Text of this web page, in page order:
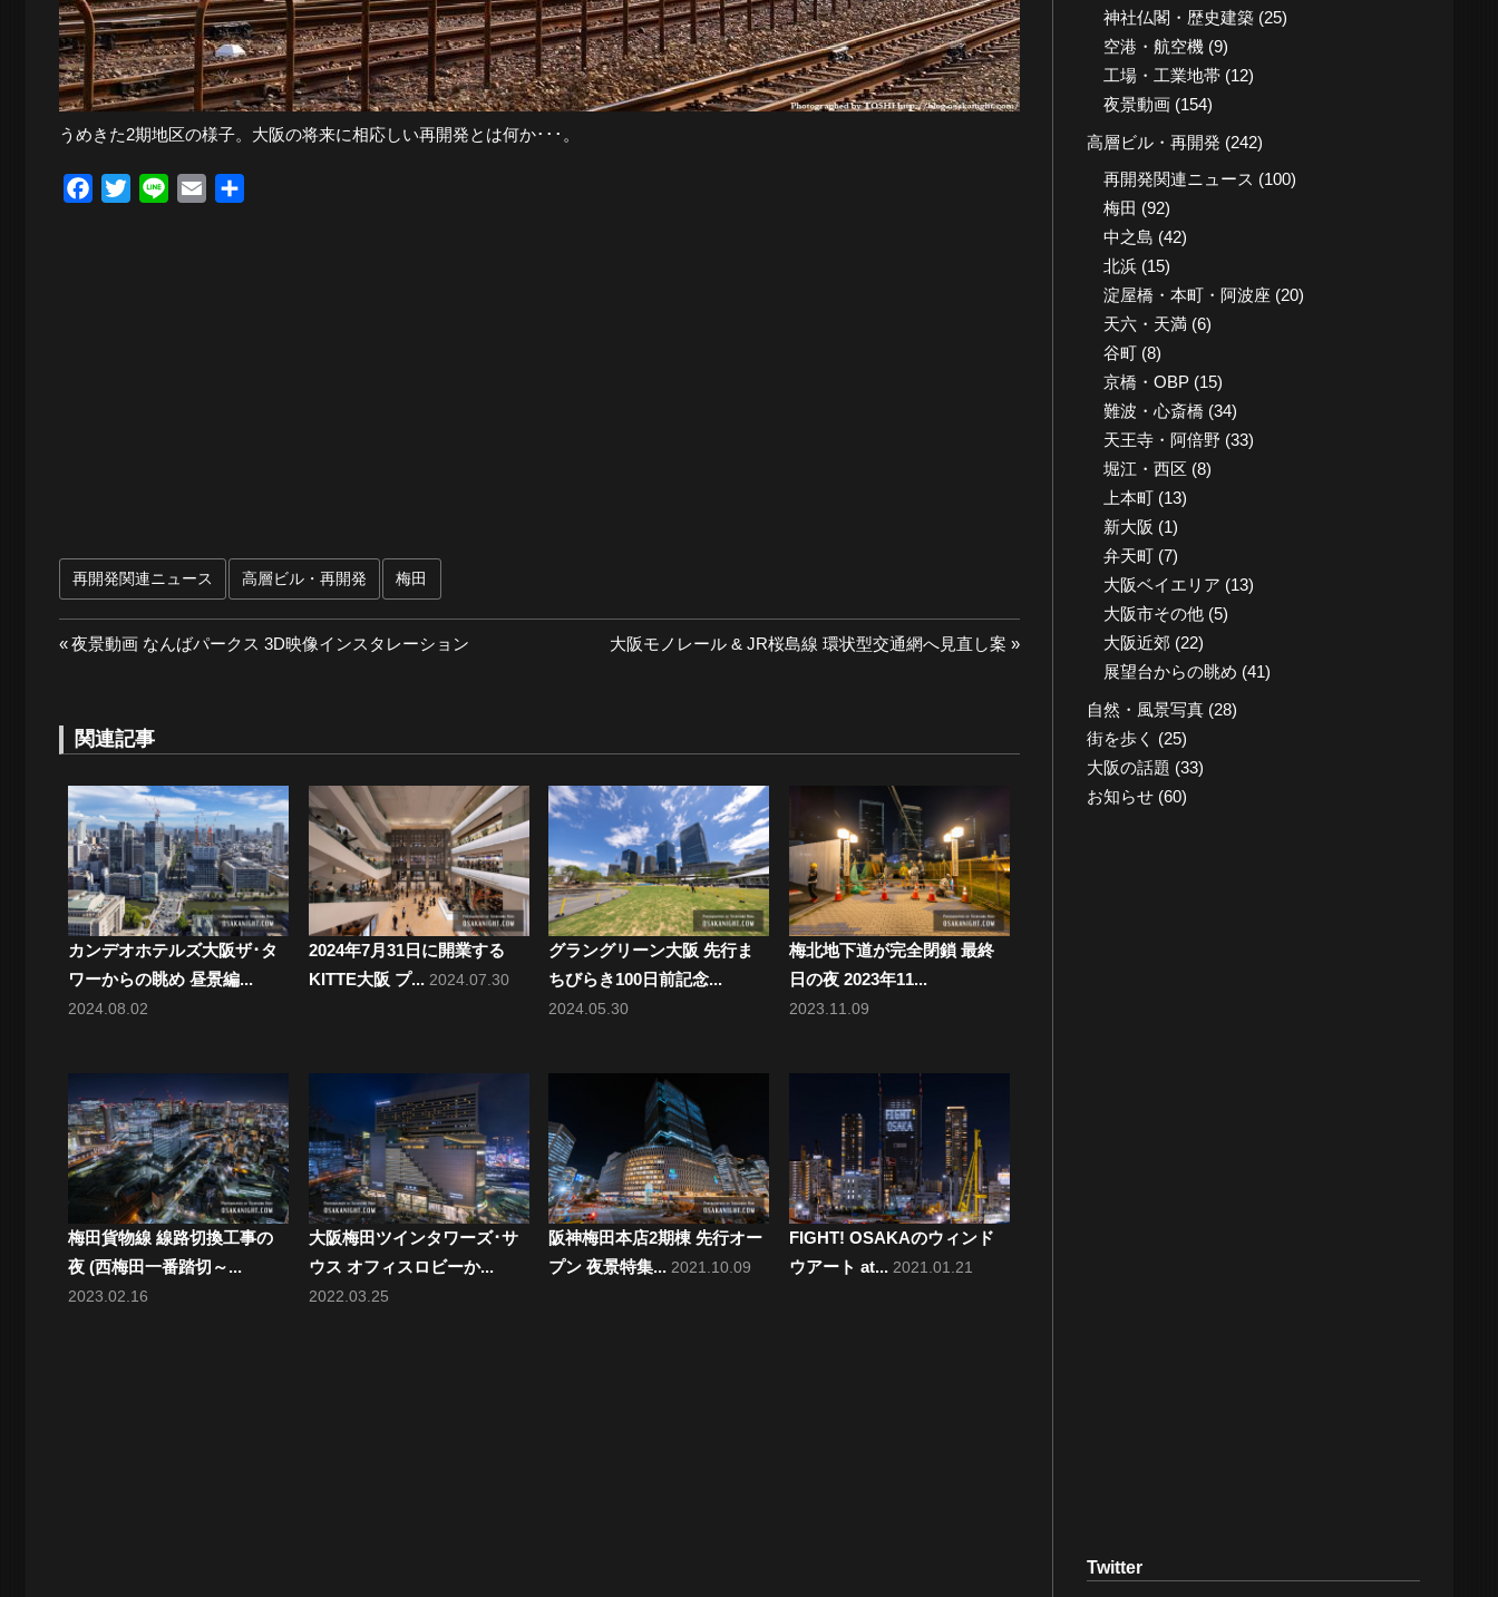
うめきた2期地区の様子。大阪の将来に相応しい再開発とは何か･･･。
Facebook
TwitterLine Email
再開発関連ニュース 高層ビル・再開発 梅田
投
ナ
ビ
ゲ
ー
シ
ョ
ン
前
稿:
夜景動画 なんばパークス 3D映像インスタレーション
次
大阪モノレール & JR桜島線 環状型交通網へ見直し案
関連記事
カンデオホテルズ大阪ザ･タ
ワーからの眺め 昼景編...
2024.08.02
2024年7月31日に開業する
KITTE大阪 プ... 2024.07.30
グラングリーン大阪 先行ま
ちびらき100日前記念...
2024.05.30
梅北地下道が完全閉鎖 最終
日の夜 2023年11...
2023.11.09
梅田貨物線 線路切換工事の
夜 (西梅田一番踏切～...
2023.02.16
大阪梅田ツインタワーズ･サ
ウス オフィスロビーか...
2022.03.25
阪神梅田本店2期棟 先行オー
プン 夜景特集... 2021.10.09
FIGHT! OSAKAのウィンド
ウアート at... 2021.01.21
神社仏閣・歴史建築(25)
空港・航空機(9)
工場・工業地帯(12)
夜景動画(154)
高層ビル・再開発 (242)
再開発関連ニュース (100)
梅田 (92)
中之島 (42)
北浜(15)
淀屋橋・本町・阿波座 (20)
天六・天満(6)
谷町(8)
京橋・OBP(15)
難波・心斎橋(34)
天王寺・阿倍野(33)
堀江・西区 (8)
上本町(13)
新大阪 (1)
弁天町(7)
大阪ベイエリア (13)
大阪市その他(5)
大阪近郊 (22)
展望台からの眺め (41)
自然・風景写真(28)
街を歩く (25)
大阪の話題 (33)
お知らせ(60)
Twitter